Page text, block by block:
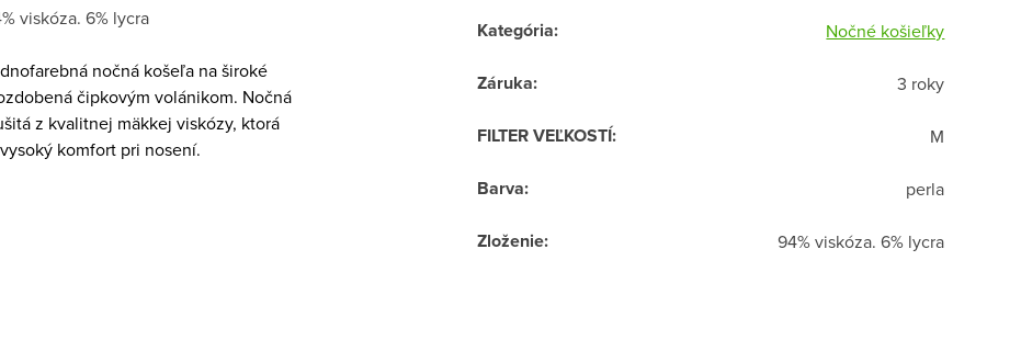
viskóza. 6% lycra
nočná košeľa na široké
čipkovým volánikom. Nočná
z kvalitnej mäkkej viskózy, ktorá
komfort pri nosení.
Kategória: Nočné košieľky
Záruka: 3 roky
FILTER VEĽKOSTÍ: M
Barva: perla
Zloženie: 94% viskóza. 6% lycra